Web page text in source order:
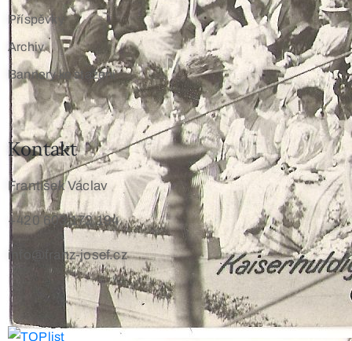
Příspěvky
Archiv
Bannery ke stažení
Kontakt
František Václav
+420 603 172 194
info@franz-josef.cz